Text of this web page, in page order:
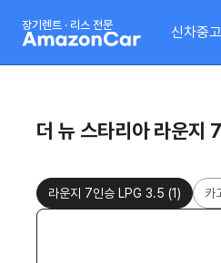
장기렌트 · 리스 전문 신차중
더 뉴 스타리아 라운지
라운지 7인승 LPG 3.5 (1) 카